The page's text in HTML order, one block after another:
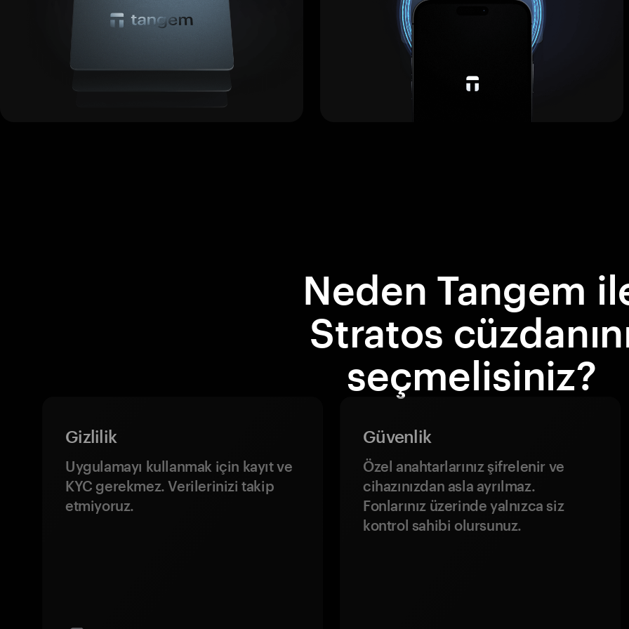
Neden Tangem
Stratos
seçmelisiniz?
Gizlilik
Uygulamayı kullanmak için kayıt ve
KYC gerekmez. Verilerinizi takip
etmiyoruz.
Güvenlik
Özel anahtarlarınız şifrelenir ve
cihazınızdan asla ayrılmaz.
Fonlarınız üzerinde yalnızca siz
kontrol sahibi olursunuz.